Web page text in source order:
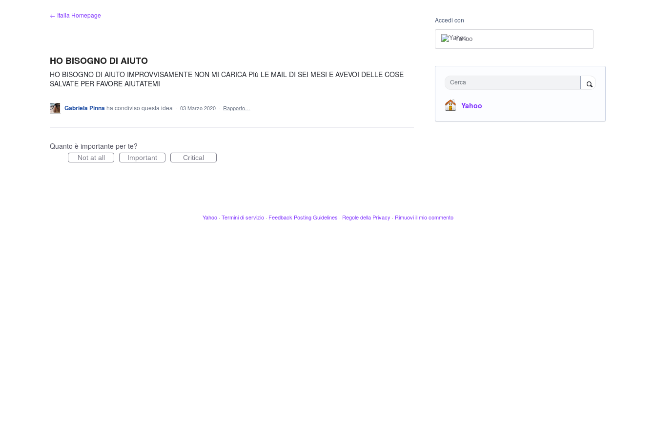
← Italia Homepage
HO BISOGNO DI AIUTO
HO BISOGNO DI AIUTO IMPROVVISAMENTE NON MI CARICA PIù LE MAIL DI SEI MESI E AVEVOI DELLE COSE
SALVATE PER FAVORE AIUTATEMI
Gabriela Pinnaha condiviso questa idea · 03 Marzo 2020 · Rapporto…
Quanto è importante per te?
Not at all Important Critical
Accedi con
Yahoo
Cerca
Yahoo
Yahoo · Termini di servizio · Feedback Posting Guidelines · Regole della Privacy · Rimuovi il mio commento